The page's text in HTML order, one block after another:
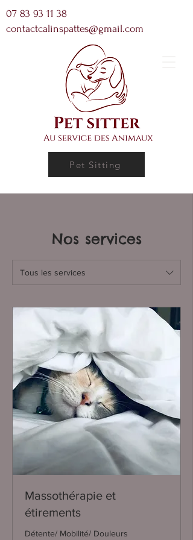
07 83 93 11 38
contactcalinspattes@gmail.com
Pet Sitting
Nos services
Tous les services
Massothérapie et
étirements
Détente/ Mobilité/ Douleurs